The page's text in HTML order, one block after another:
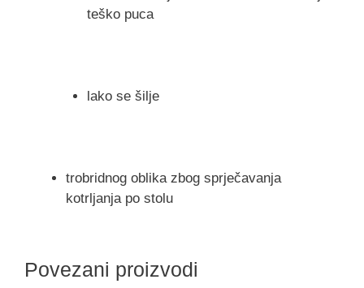
teško puca
lako se šilje
trobridnog oblika zbog sprječavanja
kotrljanja po stolu
Povezani proizvodi